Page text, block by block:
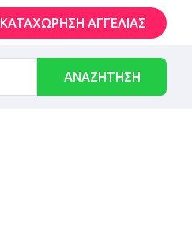
ΚΑΤΑΧΩΡΗΣΗ ΑΓΓΕΛΙΑΣ
ΑΝΑΖΗΤΗΣΗ